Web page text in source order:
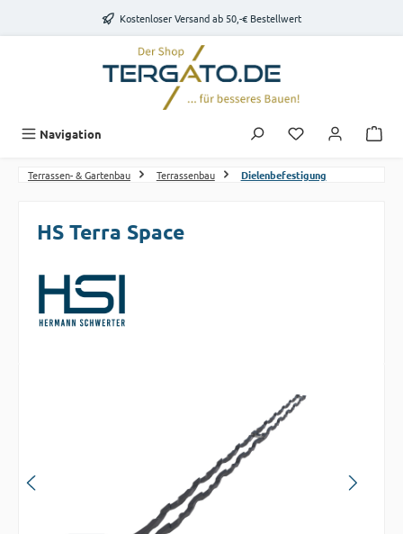
Zum Hauptinhalt springenKostenloser Versand ab 50,-€ Bestellwert
Navigation Du hast 0
Terrassen- & Gartenbau Terrassenbau Dielenbefestigung
HS Terra Space